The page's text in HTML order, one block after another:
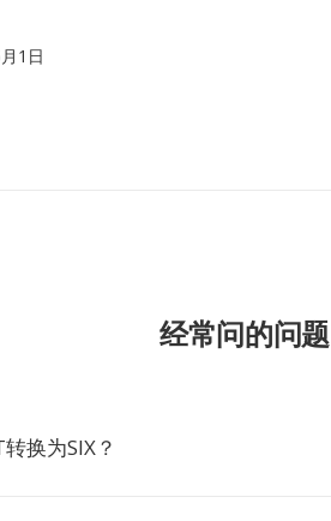
1日
经常问的问题
换为SIX？